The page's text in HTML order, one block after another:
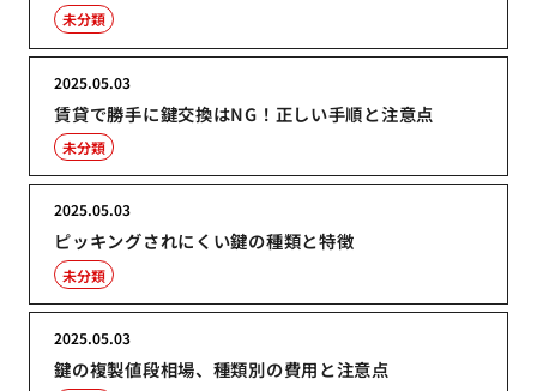
未分類
賃貸で勝手に鍵交換はNG！正しい手順と注意点
2025.05.03
未分類
ピッキングされにくい鍵の種類と特徴
2025.05.03
未分類
鍵の複製値段相場、種類別の費用と注意点
2025.05.03